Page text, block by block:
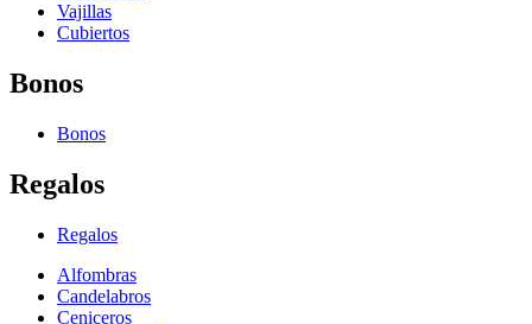
Vajillas
Cubiertos
Bonos
Bonos
Regalos
Regalos
Alfombras
Candelabros
Ceniceros